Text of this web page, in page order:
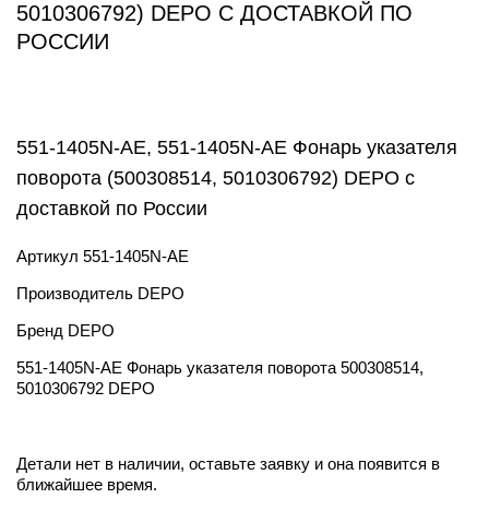
5010306792) DEPO С ДОСТАВКОЙ ПО
РОССИИ
551-1405N-AE, 551-1405N-AE Фонарь указателя
поворота (500308514, 5010306792) DEPO с
доставкой по России
Артикул 551-1405N-AE
Производитель DEPO
Бренд DEPO
551-1405N-AE Фонарь указателя поворота 500308514,
5010306792 DEPO
Детали нет в наличии, оставьте заявку и она появится в
ближайшее время.